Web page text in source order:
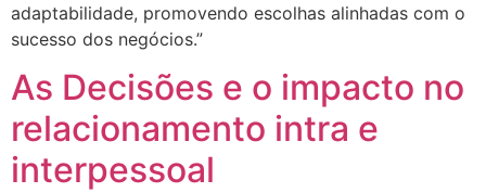
adaptabilidade, promovendo escolhas alinhadas com o
sucesso dos negócios.”
As Decisões e o impacto no
relacionamento intra e
interpessoal